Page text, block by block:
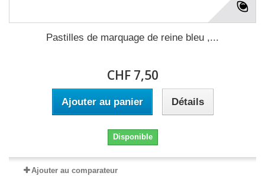
Pastilles de marquage de reine bleu ,...
CHF 7,50
Ajouter au panier Détails
Disponible
Ajouter au comparateur